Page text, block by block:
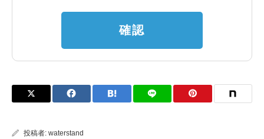
確認
投稿者: waterstand